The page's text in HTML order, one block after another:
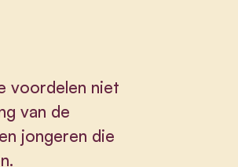
voordelen niet
van de
jongeren die